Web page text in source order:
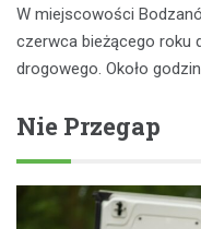
W miejscowości
czerwca bieżącego roku
drogowego. Około
Nie Przegap